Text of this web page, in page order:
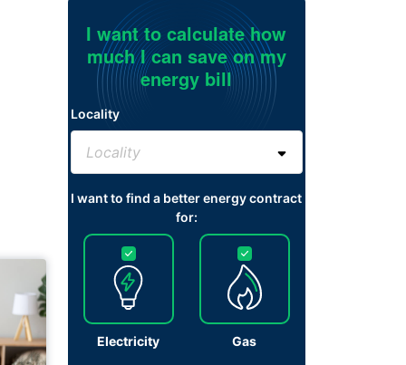
I want to calculate how
much I can save on my
energy bill
Locality
I want to find a better energy contract
for:
Electricity Gas